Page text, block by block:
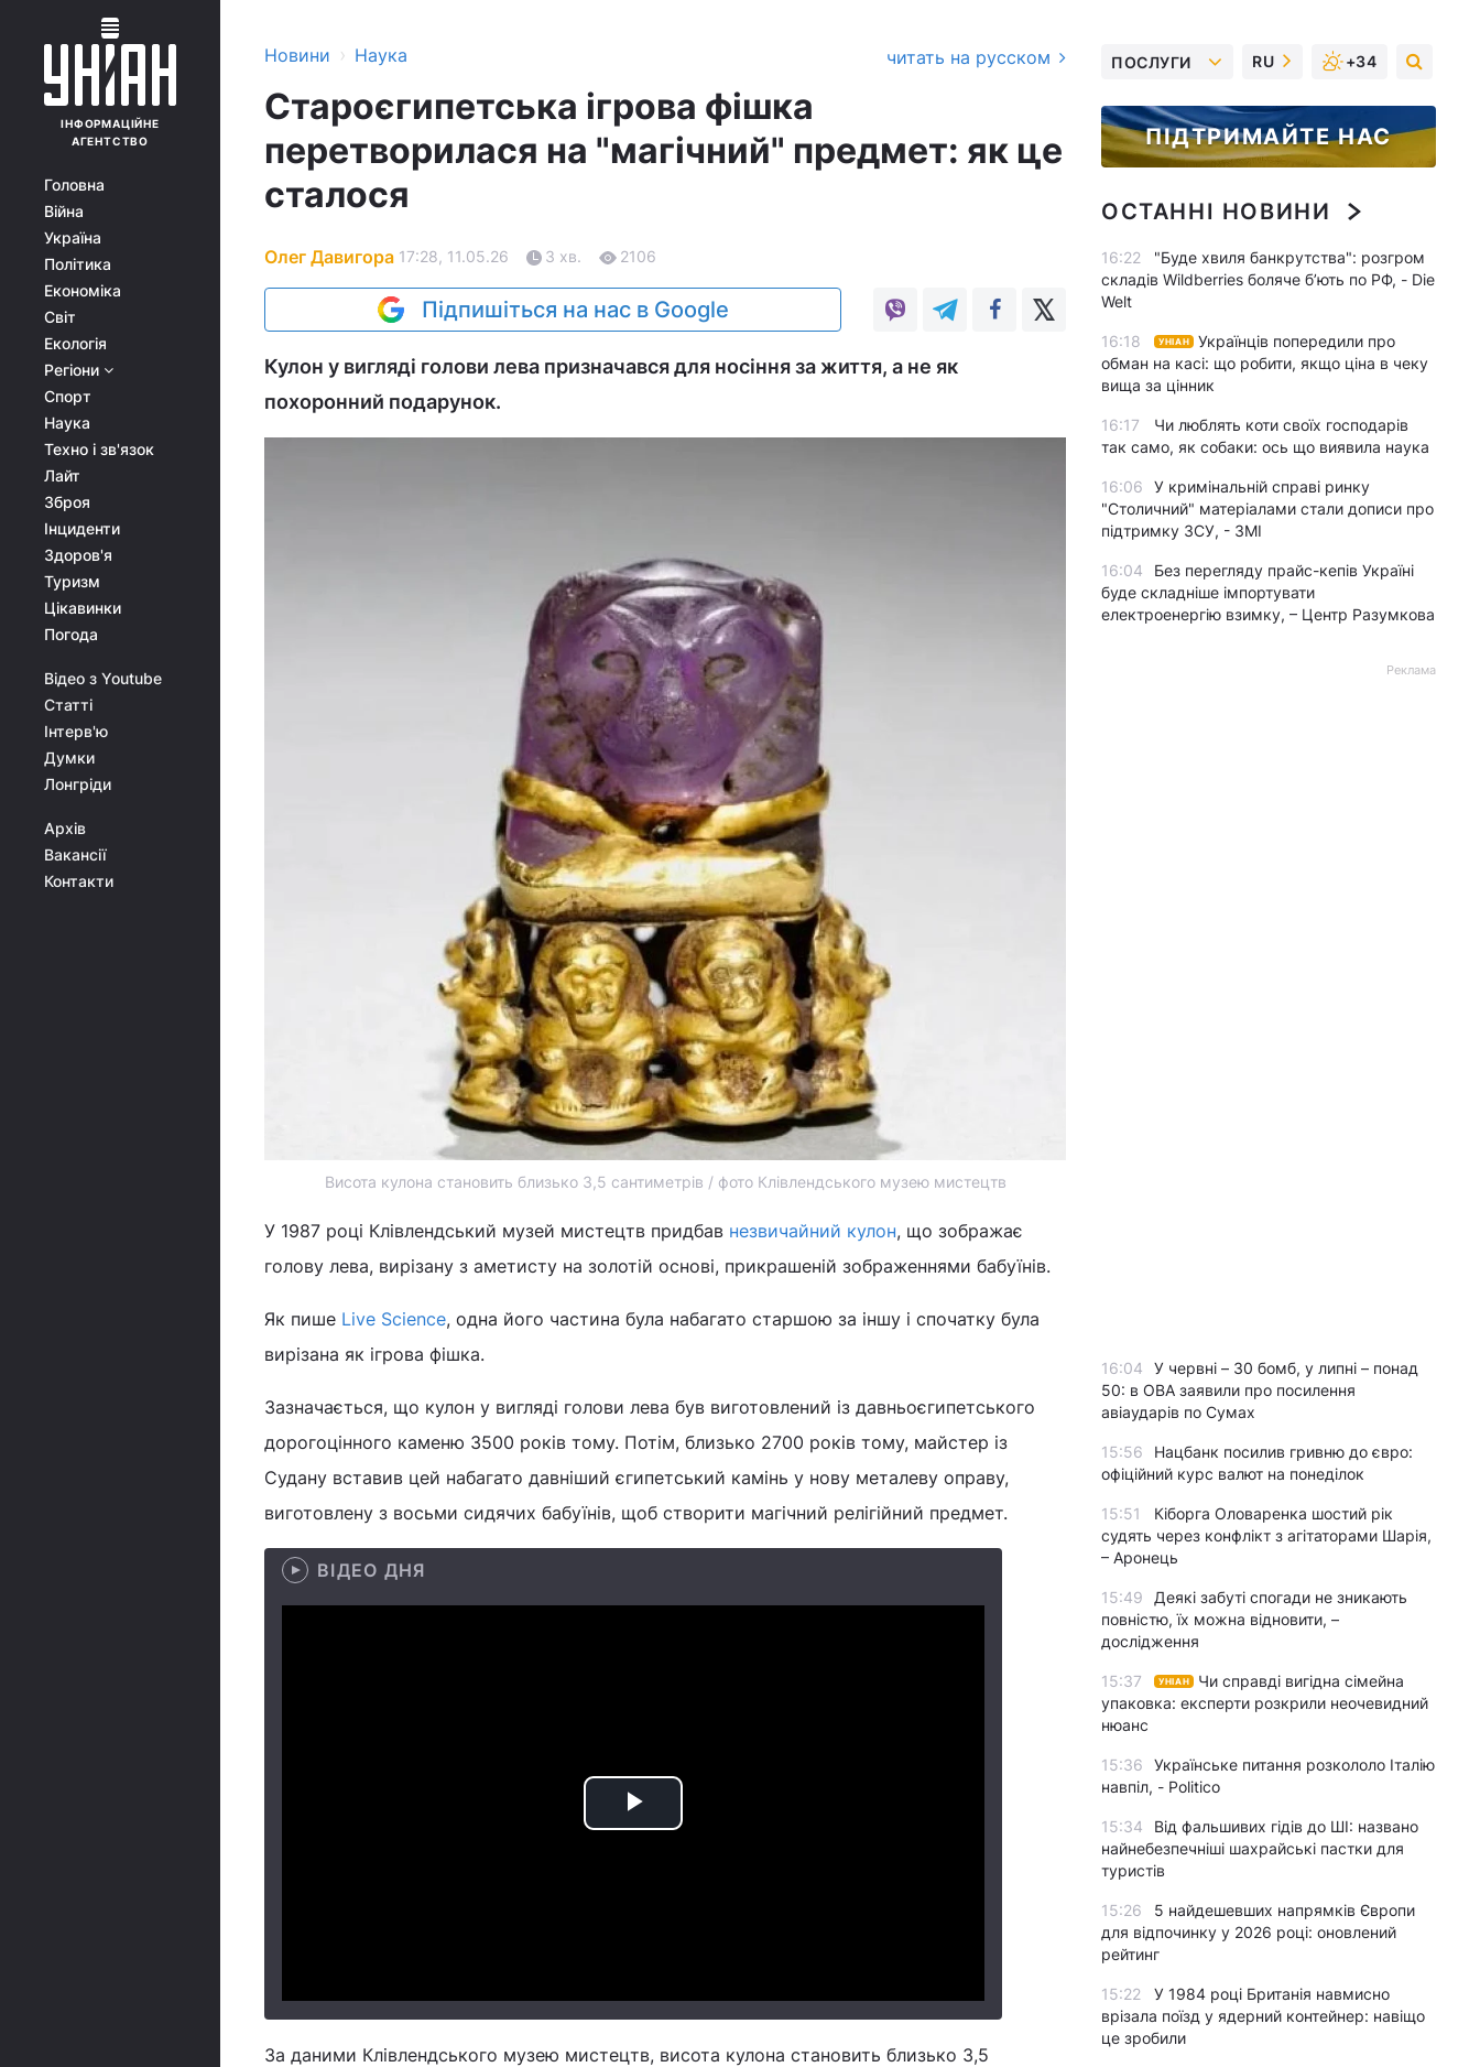
ІНФОРМАЦІЙНЕ
АГЕНТСТВО
Головна
Війна
Україна
Політика
Економіка
Світ
Екологія
Регіони
Спорт
Наука
Техно і зв'язок
Лайт
Зброя
Інциденти
Здоров'я
Туризм
Цікавинки
Погода
Відео з Youtube
Статті
Інтерв'ю
Думки
Лонгріди
Архів
Вакансії
Контакти
Новини › Наука читать на русском
Староєгипетська ігрова фішка
перетворилася на "магічний" предмет: як це
сталося
Олег Давигора 17:28, 11.05.26 3 хв. 2106
Підпишіться на нас в Google
Кулон у вигляді голови лева призначався для носіння за життя, а не як
похоронний подарунок.
Висота кулона становить близько 3,5 сантиметрів / фото Клівлендського музею мистецтв
У 1987 році Клівлендський музей мистецтв придбав незвичайний кулон, що зображає
голову лева, вирізану з аметисту на золотій основі, прикрашеній зображеннями бабуїнів.
Як пише Live Science, одна його частина була набагато старшою за іншу і спочатку була
вирізана як ігрова фішка.
Зазначається, що кулон у вигляді голови лева був виготовлений із давньоєгипетського
дорогоцінного каменю 3500 років тому. Потім, близько 2700 років тому, майстер із
Судану вставив цей набагато давніший єгипетський камінь у нову металеву оправу,
виготовлену з восьми сидячих бабуїнів, щоб створити магічний релігійний предмет.
ВІДЕО ДНЯ
Play
За даними Клівлендського музею мистецтв, висота кулона становить близько 3,5
ПОСЛУГИ RU +34
ПІДТРИМАЙТЕ НАС
ОСТАННІ НОВИНИ
16:22
"Буде хвиля банкрутства": розгром
складів Wildberries боляче бʼють по РФ, - Die
Welt
16:18 УНІАН
Українців попередили про
обман на касі: що робити, якщо ціна в чеку
вища за цінник
16:17
Чи люблять коти своїх господарів
так само, як собаки: ось що виявила наука
16:06
У кримінальній справі ринку
"Столичний" матеріалами стали дописи про
підтримку ЗСУ, - ЗМІ
16:04
Без перегляду прайс-кепів Україні
буде складніше імпортувати
електроенергію взимку, – Центр Разумкова
Реклама
16:04
У червні – 30 бомб, у липні – понад
50: в ОВА заявили про посилення
авіаударів по Сумах
15:56
Нацбанк посилив гривню до євро:
офіційний курс валют на понеділок
15:51
Кіборга Оловаренка шостий рік
судять через конфлікт з агітаторами Шарія,
– Аронець
15:49
Деякі забуті спогади не зникають
повністю, їх можна відновити, –
дослідження
15:37 УНІАН
Чи справді вигідна сімейна
упаковка: експерти розкрили неочевидний
нюанс
15:36
Українське питання розкололо Італію
навпіл, - Politico
15:34
Від фальшивих гідів до ШІ: названо
найнебезпечніші шахрайські пастки для
туристів
15:26
5 найдешевших напрямків Європи
для відпочинку у 2026 році: оновлений
рейтинг
15:22
У 1984 році Британія навмисно
врізала поїзд у ядерний контейнер: навіщо
це зробили